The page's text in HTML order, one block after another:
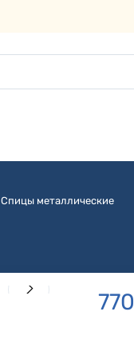
Спицы металлические
770